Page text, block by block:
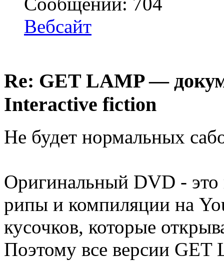
Вебсайт
Re: GET LAMP —
Interactive fiction
Не будет нормальных
Оригинальный DVD -
рипы и компиляции на
кусочков, которые
Поэтому все версии GET